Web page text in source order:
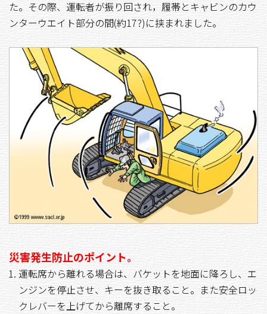
た。その際、運転者が振り回され，履帯とキャビンのカウ
ンターウエイト部分の間(約17?)に挟まれました。
災害発生防止のポイント。
運転席から離れる場合は、バケットを地面に降ろし、エ
ンジンを停止させ、キーを抜き取ること。また安全ロッ
クレバーを上げてから離席すること。